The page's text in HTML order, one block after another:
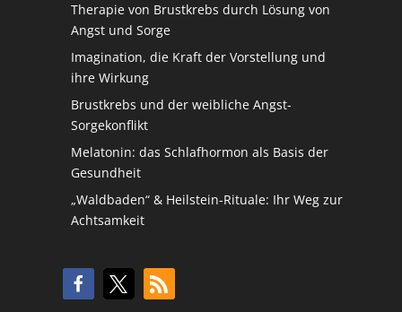
Therapie von Brustkrebs durch Lösung von
Angst und Sorge
Imagination, die Kraft der Vorstellung und
ihre Wirkung
Brustkrebs und der weibliche Angst-
Sorgekonflikt
Melatonin: das Schlafhormon als Basis der
Gesundheit
„Waldbaden“ & Heilstein-Rituale: Ihr Weg zur
Achtsamkeit